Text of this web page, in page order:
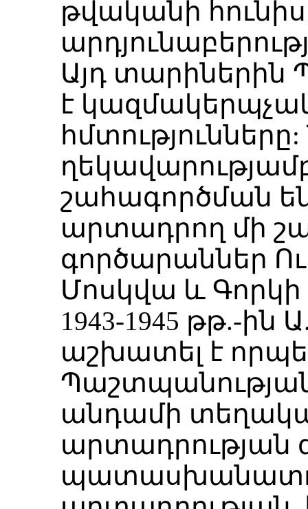
թվականի
Այդ տարիներին
է
շահագործման
արտադրող մի
գործարաններ
Մոսկվա և
1943-1945 թթ.-
աշխատել է
անդամի
արտադրության